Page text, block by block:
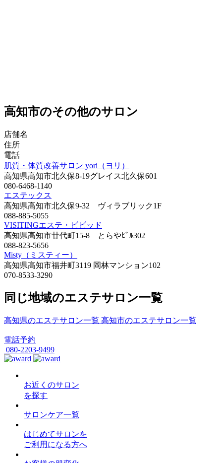
高知市のその他のサロン
店舗名
住所
電話
肌質・体質改善サロン yori（ヨリ）
高知県高知市北久保8-19グレイス北久保601
080-6468-1140
エステックス
高知県高知市北久保9-32 ヴィラブリック1F
088-885-5055
VISITINGエステ・ビビッド
高知県高知市廿代町15-8 とらやﾋﾞﾙ302
088-823-5656
Misty（ミスティー）
高知県高知市福井町3119 岡林マンション102
070-8533-3290
同じ地域のエステサロン一覧
高知県のエステサロン一覧 高知市のエステサロン一覧
電話予約
080-2203-9499
お近くのサロン
を探す
サロンケア一覧
はじめてサロンを
ご利用になる方へ